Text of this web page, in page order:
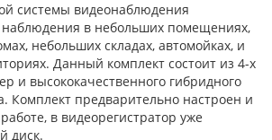
системы видеонаблюдения
в небольших помещениях,
небольших складах, автомойках, и
Данный комплект состоит из 4-х
и высококачественного гибридного
Комплект предварительно настроен и
в видеорегистратор уже
диск.